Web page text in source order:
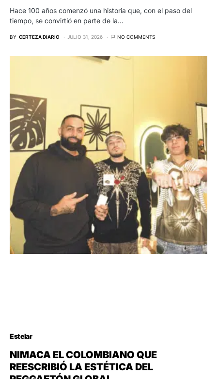
Hace 100 años comenzó una historia que, con el paso del
tiempo, se convirtió en parte de la…
BY CERTEZA DIARIO JULIO 31, 2026 NO COMMENTS
Estelar
NIMACA EL COLOMBIANO QUE
REESCRIBIÓ LA ESTÉTICA DEL